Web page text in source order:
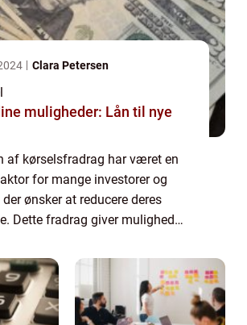
Clara Petersen
muligheder: Lån til nye
af kørselsfradrag har været en
for mange investorer og
ønsker at reducere deres
Dette fradrag giver mulighed
der er forbundet